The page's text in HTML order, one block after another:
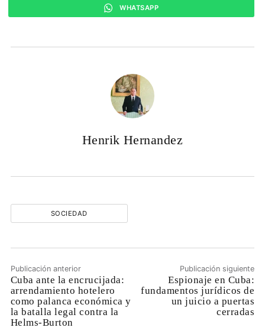
WHATSAPP
Henrik Hernandez
SOCIEDAD
Publicación anterior
Cuba ante la encrucijada:
arrendamiento hotelero
como palanca económica y
la batalla legal contra la
Helms-Burton
Publicación siguiente
Espionaje en Cuba:
fundamentos jurídicos de
un juicio a puertas
cerradas